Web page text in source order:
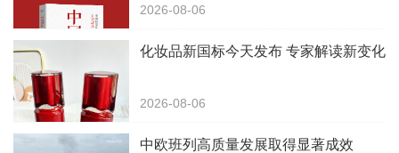
2026-08-06
化妆品新国标今天发布 专家解读新变化
2026-08-06
中欧班列高质量发展取得显著成效